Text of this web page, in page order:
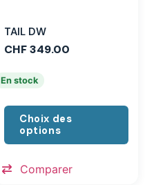
TAIL DW
CHF349.00
En stock
Choix des
options
Comparer